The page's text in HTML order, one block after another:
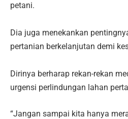
petani.
‎Dia juga menekankan
pertanian berkelanjutan demi
Dirinya berharap rekan-rekan
urgensi perlindungan lahan
“Jangan sampai kita hanya